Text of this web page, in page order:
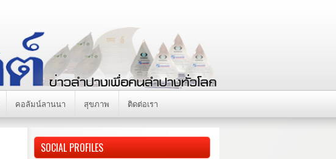
คอลัมน์ลานนา สุขภาพ ติดต่อเรา
SOCIAL PROFILES